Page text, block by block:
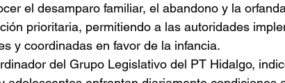
el desamparo familiar, el abandono y la
prioritaria, permitiendo a las autoridades
y coordinadas en favor de la infancia.
del Grupo Legislativo del PT Hidalgo,